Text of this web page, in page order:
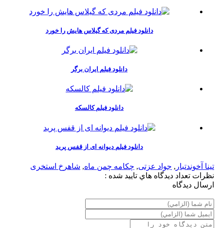
دانلود فیلم مردی که گیلاس هایش را خورد
دانلود فیلم ایران برگر
دانلود فیلم کالسکه
دانلود فیلم دیوانه ای از قفس پرید
تینا آخوندتبار , جواد عزتی, چکامه چمن ماه, شاهرخ استخری
نظرات تعداد ديدگاه هاي تاييد شده :
ارسال ديدگاه